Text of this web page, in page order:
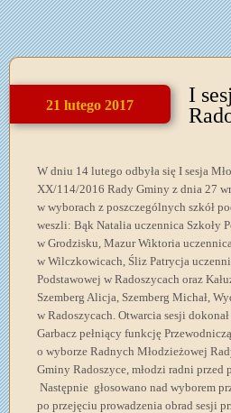
21 lutego 2017
I
W dniu 14 lutego odbyła się I sesja
XX/114/2016 Rady Gminy z dnia 27
w wyborach z poszczególnych szkół
weszli: Bąk Natalia uczennica Szkoły
w Grodzisku, Mazur Wiktoria
w Wilczkowicach, Śliz Patrycja
Podstawowej w Radoszycach oraz
Szemberg Alicja, Szemberg Michał,
w Radoszycach. Otwarcia sesji
Garbacz pełniący funkcję
o wyborze Radnych Młodzieżowej
Gminy Radoszyce, młodzi radni
Następnie głosowano nad wyborem
po przejęciu prowadzenia obrad sesji